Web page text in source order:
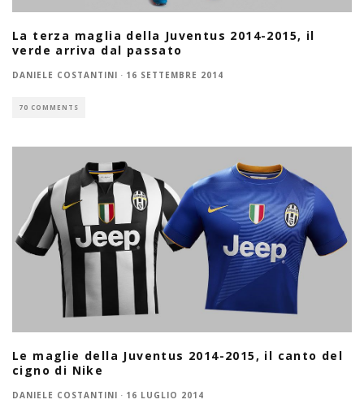
La terza maglia della Juventus 2014-2015, il
verde arriva dal passato
DANIELE COSTANTINI · 16 SETTEMBRE 2014
70 COMMENTS
Le maglie della Juventus 2014-2015, il canto del
cigno di Nike
DANIELE COSTANTINI · 16 LUGLIO 2014